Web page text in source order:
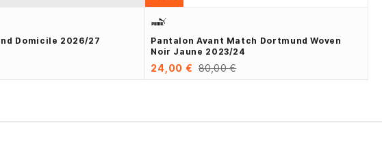
Domicile 2026/27
Pantalon Avant Match Dortmund Woven
Noir Jaune 2023/24
24,00 € 80,00 €